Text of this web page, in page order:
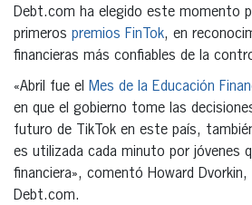
Debt.com ha elegido este momento
primeros premios FinTok, en
financieras más confiables de la
«Abril fue el Mes de la Educación
en que el gobierno tome las
futuro de TikTok en este país,
es utilizada cada minuto por jóvenes
financiera», comentó Howard Dvorkin,
Debt.com.